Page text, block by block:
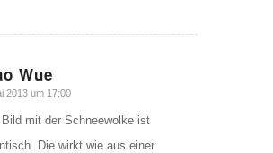
Wue
2013 um 17:00
Bild mit der Schneewolke ist
Die wirkt wie aus einer